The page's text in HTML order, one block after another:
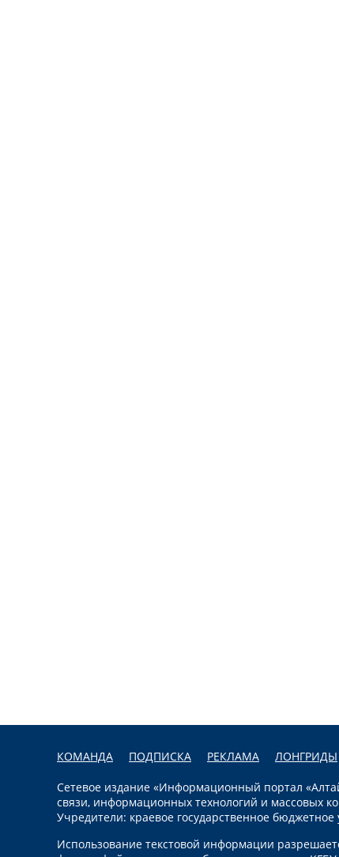
КОМАНДА ПОДПИСКА РЕКЛАМА ЛОНГРИДЫ
Сетевое издание «Информационный портал
связи, информационных технологий и массовых
Учредители: краевое государственное
Использование текстовой информации